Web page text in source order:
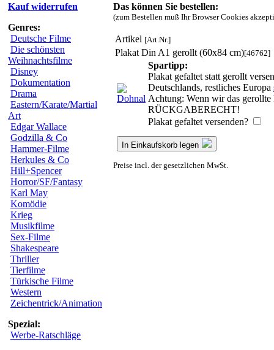
Kauf widerrufen
Genres:
Deutsche Filme
Die schönsten
Weihnachtsfilme
Disney
Dokumentation
Drama
Eastern/Karate/Martial
Art
Edgar Wallace
Godzilla & Co
Hammer-Filme
Herkules & Co
Hill+Spencer
Horror/SF/Fantasy
Karl May
Komödie
Krieg
Musikfilme
Sex-Filme
Shakespeare
Thriller
Tierfilme
Türkische Filme
Western
Zeichentrick/Animation
Spezial:
Werbe-Ratschläge
Das können Sie bestellen:
(zum Bestellen muß Ihr Browser Cookies
Artikel [Art.Nr.]
Plakat Din A1 gerollt (60x84 cm)[46762]
Spartipp:
Plakat gefaltet statt gerollt
Deutschlands, restliches Europa
Achtung: Wenn wir das
RÜCKGABERECHT!
Plakat gefaltet versenden?
In Einkaufskorb legen
Preise incl. der gesetzlichen MwSt.